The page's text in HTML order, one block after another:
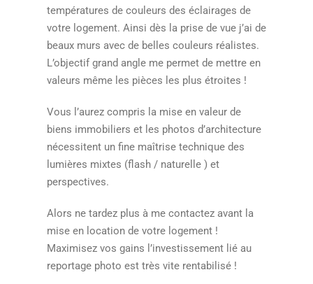
températures de couleurs des éclairages de
votre logement. Ainsi dès la prise de vue j’ai de
beaux murs avec de belles couleurs réalistes.
L’objectif grand angle me permet de mettre en
valeurs même les pièces les plus étroites !
Vous l’aurez compris la mise en valeur de
biens immobiliers et les photos d’architecture
nécessitent un fine maîtrise technique des
lumières mixtes (flash / naturelle ) et
perspectives.
Alors ne tardez plus à me contactez avant la
mise en location de votre logement !
Maximisez vos gains l’investissement lié au
reportage photo est très vite rentabilisé !